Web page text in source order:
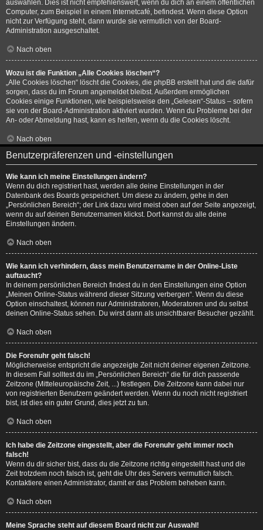
auswählen. Dies ist nicht empfehlenswert, wenn du dich an einem öffentlichen
Computer, zum Beispiel in einem Internetcafé, befindest. Wenn diese Option
nicht zur Verfügung steht, dann wurde sie vermutlich von der Board-
Administration ausgeschaltet.
Nach oben
Wozu ist die Funktion „Alle Cookies löschen“?
„Alle Cookies löschen“ löscht die Cookies, die phpBB erstellt hat und die dafür
sorgen, dass du im Forum angemeldet bleibst. Außerdem ermöglichen
Cookies einige Funktionen, wie beispielsweise den „Gelesen“-Status – sofern
sie von der Board-Administration aktiviert wurden. Wenn du Probleme bei der
An- oder Abmeldung hast, kann es helfen, wenn du die Cookies löscht.
Nach oben
Benutzerpräferenzen und -einstellungen
Wie kann ich meine Einstellungen ändern?
Wenn du dich registriert hast, werden alle deine Einstellungen in der
Datenbank des Boards gespeichert. Um diese zu ändern, gehe in den
„Persönlichen Bereich“; der Link dazu wird meist oben auf der Seite angezeigt,
wenn du auf deinen Benutzernamen klickst. Dort kannst du alle deine
Einstellungen ändern.
Nach oben
Wie kann ich verhindern, dass mein Benutzername in der Online-Liste
auftaucht?
In deinem persönlichen Bereich findest du in den Einstellungen eine Option
„Meinen Online-Status während dieser Sitzung verbergen“. Wenn du diese
Option einschaltest, können nur Administratoren, Moderatoren und du selbst
deinen Online-Status sehen. Du wirst dann als unsichtbarer Besucher gezählt.
Nach oben
Die Forenuhr geht falsch!
Möglicherweise entspricht die angezeigte Zeit nicht deiner eigenen Zeitzone.
In diesem Fall solltest du im „Persönlichen Bereich“ die für dich passende
Zeitzone (Mitteleuropäische Zeit, ...) festlegen. Die Zeitzone kann dabei nur
von registrierten Benutzern geändert werden. Wenn du noch nicht registriert
bist, ist dies ein guter Grund, dies jetzt zu tun.
Nach oben
Ich habe die Zeitzone eingestellt, aber die Forenuhr geht immer noch
falsch!
Wenn du dir sicher bist, dass du die Zeitzone richtig eingestellt hast und die
Zeit trotzdem noch falsch ist, geht die Uhr des Servers vermutlich falsch.
Kontaktiere einen Administrator, damit er das Problem beheben kann.
Nach oben
Meine Sprache steht auf diesem Board nicht zur Auswahl!